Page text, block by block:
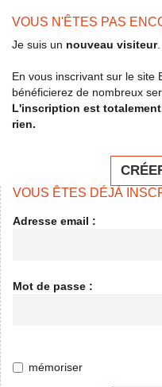
VOUS N'ÊTES PAS
Je suis un nouveau visiteur.
En vous inscrivant sur le site
bénéficierez de nombreux
L'inscription est
rien.
VOUS ÊTES DÉJÀ
Adresse email :
Mot de passe :
mémoriser